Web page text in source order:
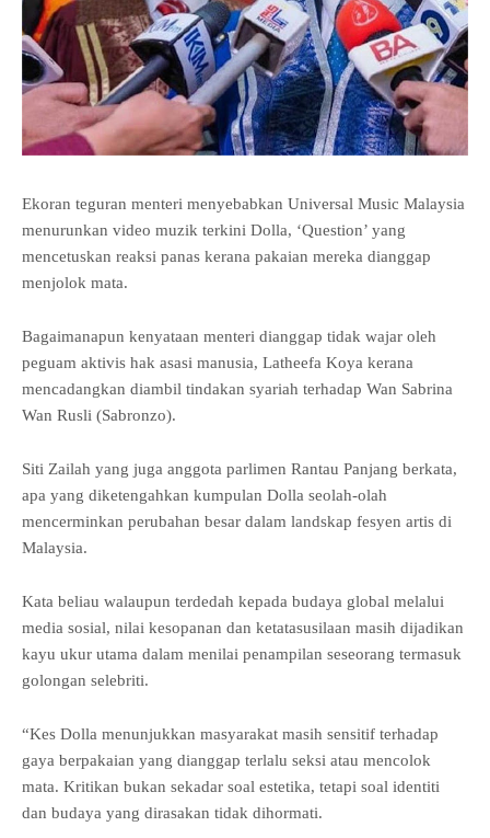
Ekoran teguran menteri menyebabkan Universal Music Malaysia
menurunkan video muzik terkini Dolla, ‘Question’ yang
mencetuskan reaksi panas kerana pakaian mereka dianggap
menjolok mata.
Bagaimanapun kenyataan menteri dianggap tidak wajar oleh
peguam aktivis hak asasi manusia, Latheefa Koya kerana
mencadangkan diambil tindakan syariah terhadap Wan Sabrina
Wan Rusli (Sabronzo).
Siti Zailah yang juga anggota parlimen Rantau Panjang berkata,
apa yang diketengahkan kumpulan Dolla seolah-olah
mencerminkan perubahan besar dalam landskap fesyen artis di
Malaysia.
Kata beliau walaupun terdedah kepada budaya global melalui
media sosial, nilai kesopanan dan ketatasusilaan masih dijadikan
kayu ukur utama dalam menilai penampilan seseorang termasuk
golongan selebriti.
“Kes Dolla menunjukkan masyarakat masih sensitif terhadap
gaya berpakaian yang dianggap terlalu seksi atau mencolok
mata. Kritikan bukan sekadar soal estetika, tetapi soal identiti
dan budaya yang dirasakan tidak dihormati.